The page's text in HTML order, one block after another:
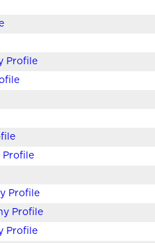
Profile
Profile
Profile
Profile
Profile